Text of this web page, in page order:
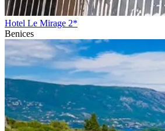
Hotel Le Mirage 2*
Benices